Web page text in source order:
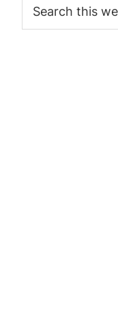
this